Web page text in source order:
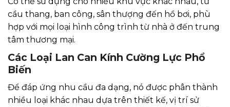
cầu thang, ban công, sân thượng đến hồ bơi, phù
hợp với mọi loại hình công trình từ nhà ở đến trung
tâm thương mại.
Các Loại Lan Can Kính Cường Lực Phổ
Biến
Để đáp ứng nhu cầu đa dạng, nó được phân thành
nhiều loại khác nhau dựa trên thiết kế, vị trí sử